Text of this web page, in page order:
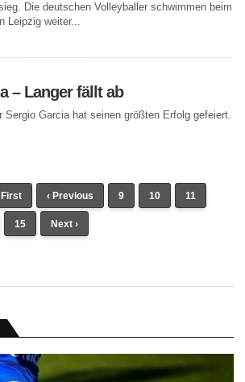
Die deutschen Volleyballer schwimmen beim
Leipzig weiter...
– Langer fällt ab
Sergio Garcia hat seinen größten Erfolg gefeiert.
‹ Previous 9 10 11
15 Next ›